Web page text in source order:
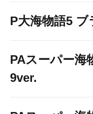
P大海物語5 ブ
PAスーパー海
9ver.